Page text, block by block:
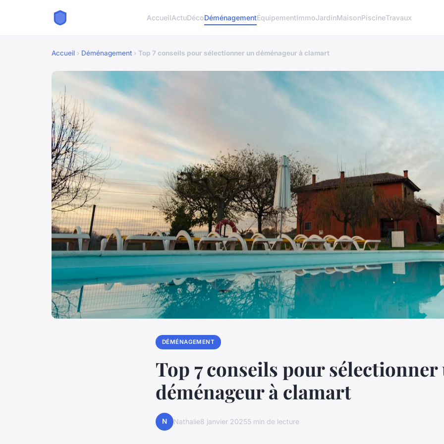
AccueilActuDécoDéménagementÉquipementImmoJardinMaisonPiscineTravaux
Accueil › Déménagement › Top 7 conseils pour sélectionner un déménageur à clamart
DÉMÉNAGEMENT
Top 7 conseils pour sélectionner
déménageur à clamart
N Nathalie8 janvier 20255 min de lecture